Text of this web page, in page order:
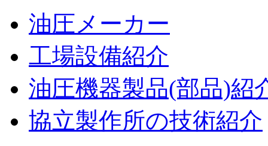
油圧メーカー
工場設備紹介
油圧機器製品(部品)紹
協立製作所の技術紹介